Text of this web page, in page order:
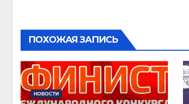
ПОХОЖАЯ ЗАПИСЬ
НОВОСТИ